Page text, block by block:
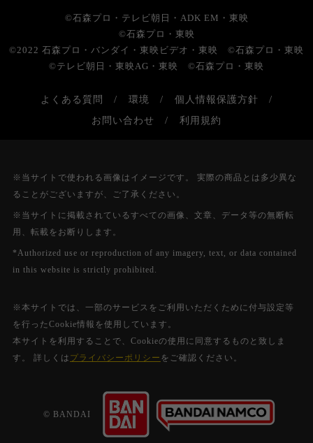
©石森プロ・テレビ朝日・ADK EM・東映
©石森プロ・東映
©2022 石森プロ・バンダイ・東映ビデオ・東映 ©石森プロ・東映
©テレビ朝日・東映AG・東映 ©石森プロ・東映
よくある質問 環境
個人情報保護方針
お問い合わせ
利用規約
※当サイトで使われる画像はイメージです。 実際の商品とは多少異な
ることがございますが、ご了承ください。
※当サイトに掲載されているすべての画像、文章、データ等の無断転
用、転載をお断りします。
*Authorized use or reproduction of any imagery, text, or data contained
in this website is strictly prohibited.
※本サイトでは、一部のサービスをご利用いただくために付与設定等
を行ったCookie情報を使用しています。
本サイトを利用することで、Cookieの使用に同意するものと致しま
す。 詳しくは プライバシーポリシー をご確認ください。
© BANDAI